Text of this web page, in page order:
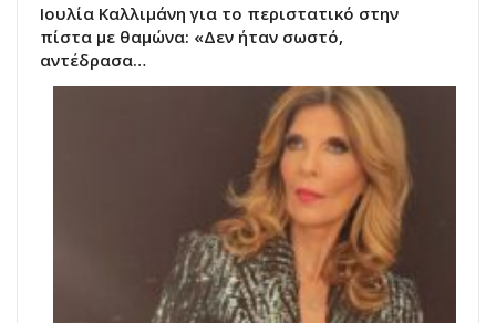
Ιουλία Καλλιμάνη για το περιστατικό στην
πίστα με θαμώνα: «Δεν ήταν σωστό,
αντέδρασα…